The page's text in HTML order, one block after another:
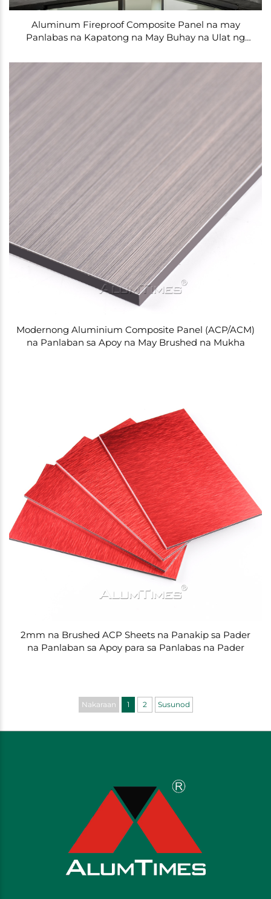
Aluminum Fireproof Composite Panel na may
Panlabas na Kapatong na May Buhay na Ulat ng
Modernong Aluminium Composite Panel (ACP/ACM)
na Panlaban sa Apoy na May Brushed na Mukha
2mm na Brushed ACP Sheets na Panakip sa Pader
na Panlaban sa Apoy para sa Panlabas na Pader
Nakaraan 1 2 Susunod